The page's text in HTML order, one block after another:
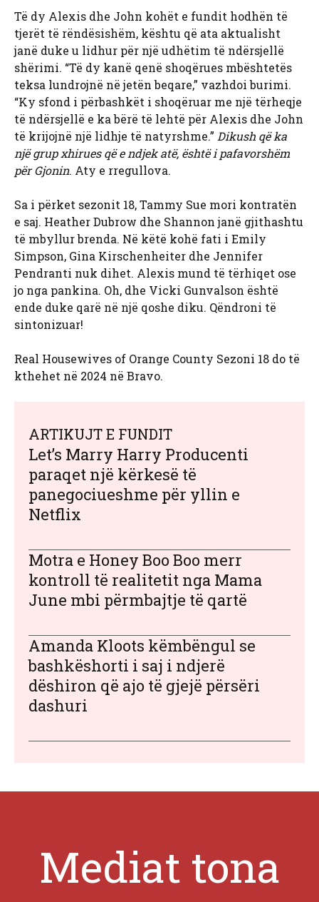
Të dy Alexis dhe John kohët e fundit hodhën të
tjerët të rëndësishëm, kështu që ata aktualisht
janë duke u lidhur për një udhëtim të ndërsjellë
shërimi. “Të dy kanë qenë shoqërues mbështetës
teksa lundrojnë në jetën beqare,” vazhdoi burimi.
“Ky sfond i përbashkët i shoqëruar me një tërheqje
të ndërsjellë e ka bërë të lehtë për Alexis dhe John
të krijojnë një lidhje të natyrshme.” Dikush që ka
një grup xhirues që e ndjek atë, është i pafavorshëm
për Gjonin. Aty e rregullova.
Sa i përket sezonit 18, Tammy Sue mori kontratën
e saj. Heather Dubrow dhe Shannon janë gjithashtu
të mbyllur brenda. Në këtë kohë fati i Emily
Simpson, Gina Kirschenheiter dhe Jennifer
Pendranti nuk dihet. Alexis mund të tërhiqet ose
jo nga pankina. Oh, dhe Vicki Gunvalson është
ende duke qarë në një qoshe diku. Qëndroni të
sintonizuar!
Real Housewives of Orange County Sezoni 18 do të
kthehet në 2024 në Bravo.
ARTIKUJT E FUNDIT
Let’s Marry Harry Producenti
paraqet një kërkesë të
panegociueshme për yllin e
Netflix
Motra e Honey Boo Boo merr
kontroll të realitetit nga Mama
June mbi përmbajtje të qartë
Amanda Kloots këmbëngul se
bashkëshorti i saj i ndjerë
dëshiron që ajo të gjejë përsëri
dashuri
Mediat tona